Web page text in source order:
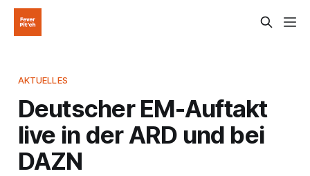
AKTUELLES
Deutscher EM-Auftakt
live in der ARD und bei
DAZN